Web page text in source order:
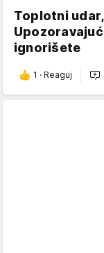
Toplotni
ignorišete
1 · Reaguj